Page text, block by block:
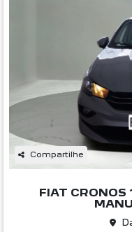
FIAT CRONOS
45.313 km